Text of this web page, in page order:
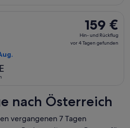
159 €
Hin-
und
159 €
Hin- und Rückflug
vor 4 Tagen gefunden
nach Österreich
vergangenen 7 Tagen